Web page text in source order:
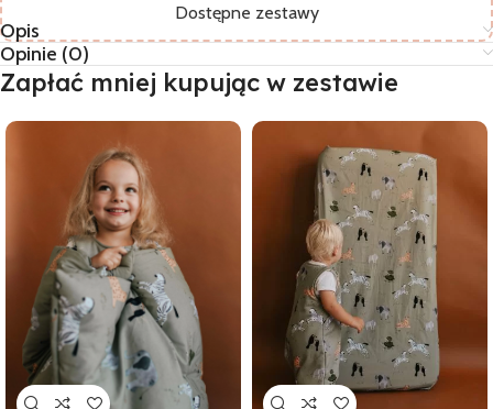
Dostępne zestawy
Opis
Opinie (0)
Zapłać mniej kupując w zestawie